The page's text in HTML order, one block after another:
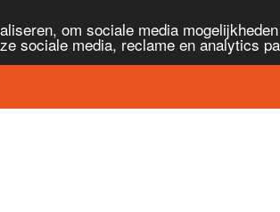
om sociale media
sociale media, reclame en analytics